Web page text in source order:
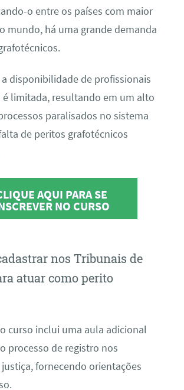
o entre os países com maior
mundo, há uma grande demanda
disponibilidade de profissionais
é limitada, resultando em um alto
paralisados no sistema
de peritos grafotécnicos
AQUI PARA SE
NO CURSO
nos Tribunais de
atuar como perito
curso inclui uma aula adicional
processo de registro nos
fornecendo orientações